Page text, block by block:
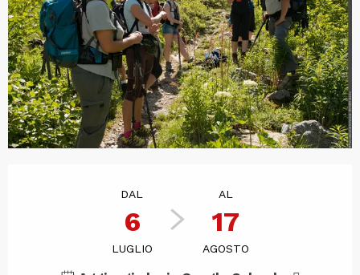
DAL
6
LUGLIO
AL
17
AGOSTO